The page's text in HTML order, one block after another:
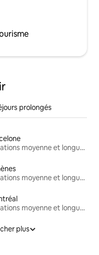
prolongés
Locations moyenne et longue durée
Locations moyenne et longue durée
Locations moyenne et longue durée
plus